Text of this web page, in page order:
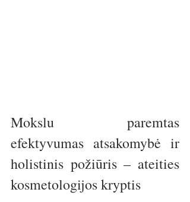
Mokslu paremtas
efektyvumas atsakomybė ir
holistinis požiūris – ateities
kosmetologijos kryptis